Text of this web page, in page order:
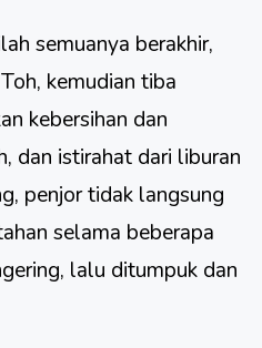
semuanya berakhir,
kemudian tiba
kebersihan dan
dan istirahat dari liburan
penjor tidak langsung
selama beberapa
lalu ditumpuk dan